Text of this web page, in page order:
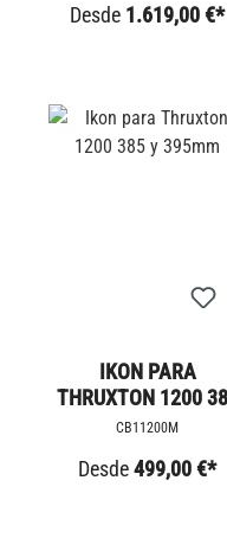
Desde 1.619,00 €*
IKON PARA
THRUXTON 1200
Y 395MM
CB11200M
Desde499,00 €*